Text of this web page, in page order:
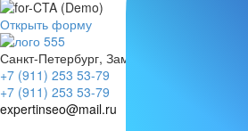
Открыть форму
Санкт-Петербург, Замшина ул, 25. (метро
+7 (91 1) 253 53-79
+7 (91 1) 253 53-79
expertinseo@mail.ru